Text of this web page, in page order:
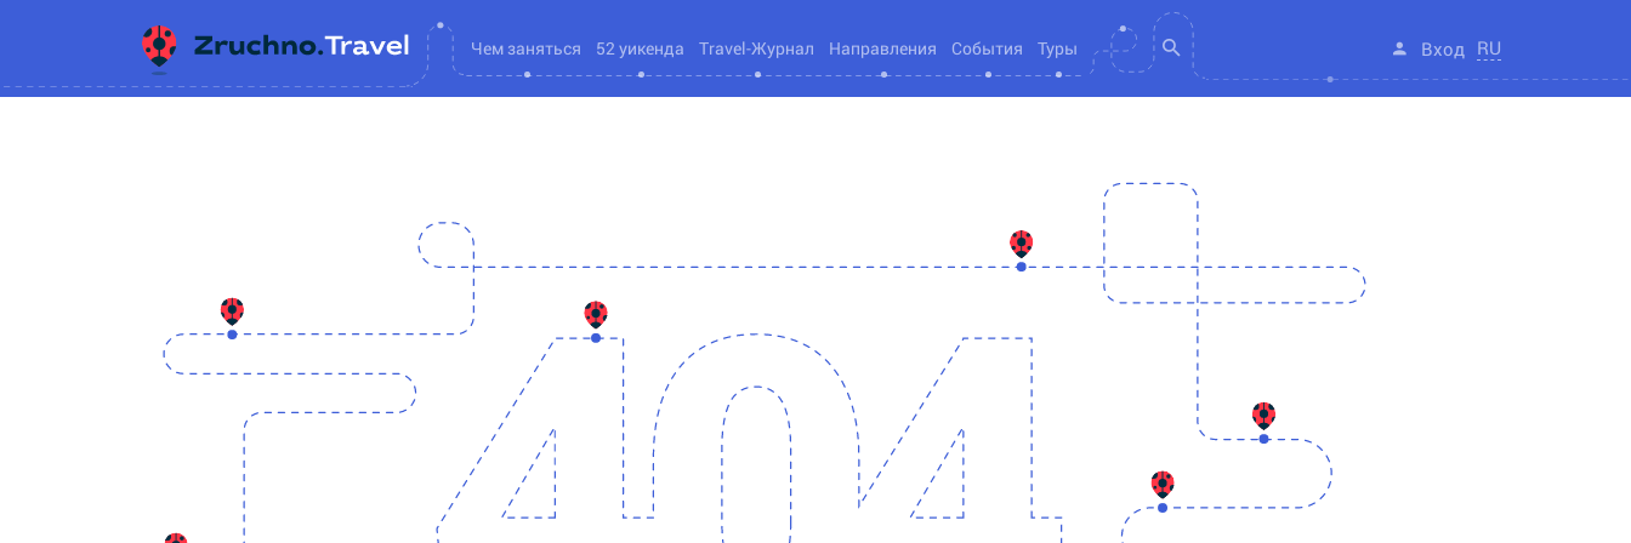
Чем заняться 52 уикенда Travel-Журнал Направления События Туры Вход RU